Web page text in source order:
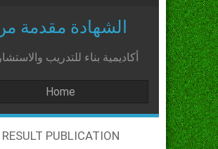
الشهادة مقدمة
أكاديمية بناء للتدريب
Home
RESULT PUBLICATION